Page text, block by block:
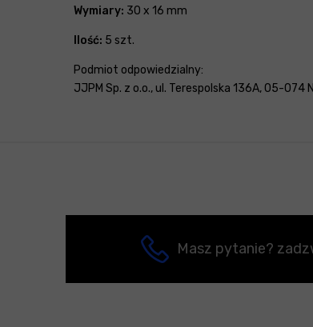
Wymiary: 30 x 16 mm
Ilość: 5 szt.
Podmiot odpowiedzialny:
JJPM Sp. z o.o., ul. Terespolska 136A, 05-074
Masz pytanie?